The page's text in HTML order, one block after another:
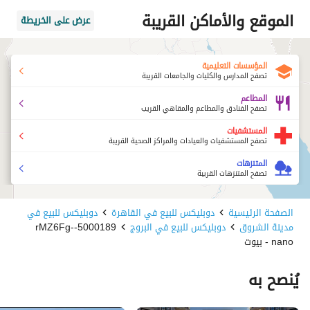
الموقع والأماكن القريبة عرض على الخريطة
المؤسسات التعليمية
تصفح المدارس والكليات والجامعات القريبة
المطاعم
تصفح الفنادق والمطاعم والمقاهي القريب
المستشفيات
تصفح المستشفيات والعيادات والمراكز الصحية القريبة
المتنزهات
تصفح المتنزهات القريبة
الصفحة الرئيسية دوبليكس للبيع في القاهرة دوبليكس للبيع في
مدينة الشروق دوبليكس للبيع في البروج 5000189-rMZ6Fg-
nano - بيوت
يُنصح به